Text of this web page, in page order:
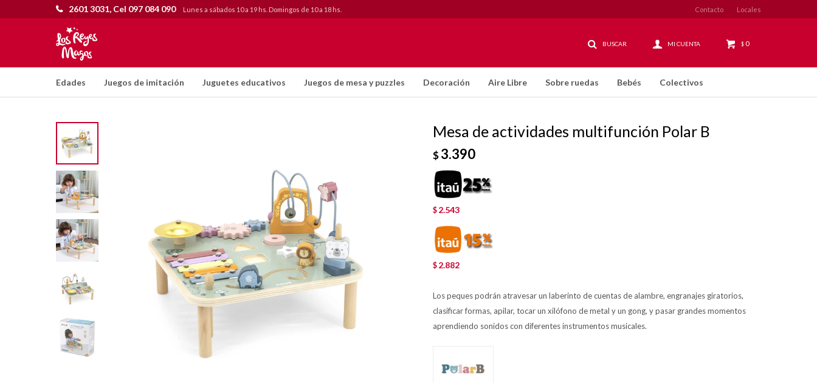
Edades Juegos de imitación Juguetes educativos Juegos de mesa y puzzles Decoración Aire Libre Sobre ruedas Bebés Colectivos
$ 0
2601 3031, Cel 097 084 090 Lunes a sábados 10 a 19 hs. Domingos de 10 a 18 hs. Contacto Locales
Mesa de actividades multifunción Polar B
$3.390
$ 2.543
$ 2.882
Los peques podrán atravesar un laberinto de cuentas de alambre, engranajes giratorios,
clasificar formas, apilar, tocar un xilófono de metal y un gong, y pasar grandes momentos
aprendiendo sonidos con diferentes instrumentos musicales.